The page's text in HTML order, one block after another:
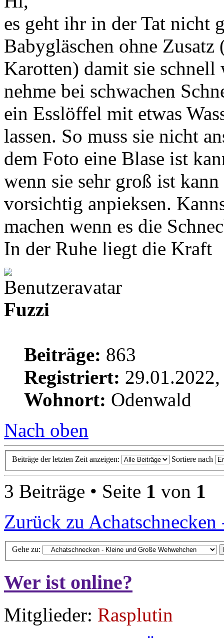
es geht ihr in der Tat nicht
Babygläschen ohne
Karotten) damit sie
nehme bei schwachen
ein Esslöffel mit etwas
lassen. So muss sie nicht
dem Foto eine Blase ist
wenn sie sehr groß ist
vorsichtig anpieksen.
machen wenn es die
In der Ruhe liegt die Kraft
Fuzzi
Beiträge: 863
Registriert:
Wohnort: Odenwald
Nach oben
Beiträge der letzten Zeit anzeigen: Sortiere nach
3 Beiträge • Seite 1 von 1
Zurück zu
Gehe zu:
Wer ist online?
Mitglieder: Rasplutin